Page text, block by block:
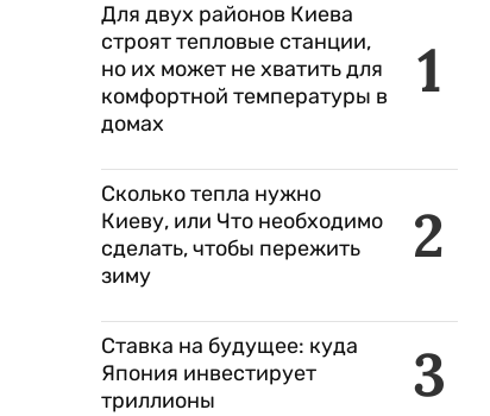
1
Для двух районов Киева
строят тепловые станции,
но их может не хватить для
комфортной температуры в
домах
2
Сколько тепла нужно
Киеву, или Что необходимо
сделать, чтобы пережить
зиму
3
Ставка на будущее: куда
Япония инвестирует
триллионы